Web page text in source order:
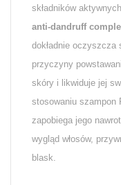
składników
anti-dandruff
dokładnie oczyszcza
przyczyny
skóry i likwiduje jej
stosowaniu szampon
zapobiega jego
wygląd włosów,
blask.